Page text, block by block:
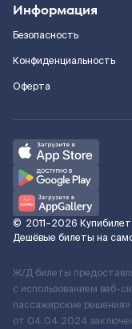
Информация
Безопасность
Конфиденциальность
Оферта
© 2011–2026 Купибилет
Дешёвые билеты на
Ж/Д билеты
с использованием
пассажирские
от 04.04.2024